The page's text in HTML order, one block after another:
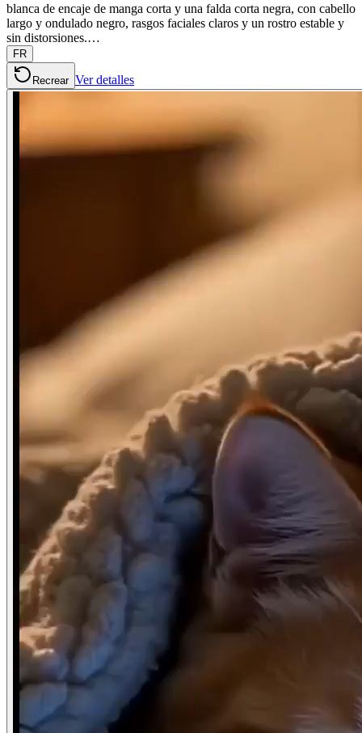
blanca de encaje de manga corta y una falda corta negra, con cabello
largo y ondulado negro, rasgos faciales claros y un rostro estable y
sin distorsiones.…
FR
Recrear Ver detalles